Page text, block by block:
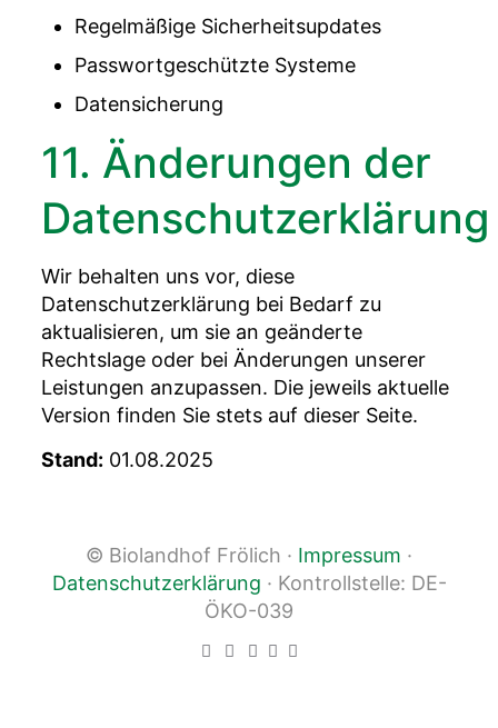
Regelmäßige Sicherheitsupdates
Passwortgeschützte Systeme
Datensicherung
11. Änderungen der
Datenschutzerklärung
Wir behalten uns vor, diese
Datenschutzerklärung bei Bedarf zu
aktualisieren, um sie an geänderte
Rechtslage oder bei Änderungen unserer
Leistungen anzupassen. Die jeweils aktuelle
Version finden Sie stets auf dieser Seite.
Stand: 01.08.2025
© Biolandhof Frölich · Impressum ·
Datenschutzerklärung · Kontrollstelle: DE-
ÖKO-039